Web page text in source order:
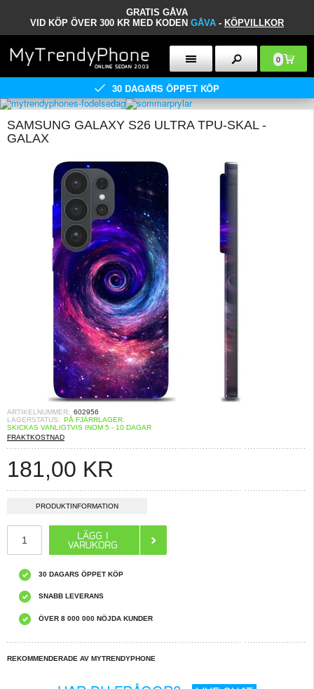
GRATIS GÅVA
VID KÖP ÖVER 300 KR MED KODEN GÅVA - KÖPVILLKOR
0
30 DAGARS ÖPPET KÖP
SAMSUNG GALAXY S26 ULTRA TPU-SKAL -
GALAX
ARTIKELNUMMER: 602956
LAGERSTATUS: PÅ FJÄRRLAGER.
SKICKAS VANLIGTVIS INOM 5 - 10 DAGAR
FRAKTKOSTNAD
181,00 KR
PRODUKTINFORMATION
30 DAGARS ÖPPET KÖP
SNABB LEVERANS
ÖVER 8 000 000 NÖJDA KUNDER
REKOMMENDERADE AV MYTRENDYPHONE